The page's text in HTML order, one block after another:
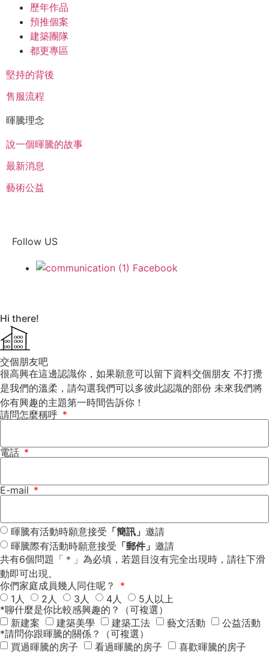
歷年作品
預推個案
建築團隊
都更專區
堅持的背後
售服流程
暉騰理念
說一個暉騰的故事
最新消息
藝術公益
Follow US
Facebook
Hi there!
OOO
OOO
OOO
OO
OO
交個朋友吧
很高興在這邊認識你，如果願意可以留下資料交個朋友 不打攪
是我們的溫柔，請勾選我們可以多彼此認識的部份 未來我們將
你有興趣的主題第一時間告訴你！
請問怎麼稱呼
電話
E-mail
暉騰有活動時願意接受 「簡訊」 邀請
暉騰際有活動時願意接受 「郵件」 邀請
共有6個問題「＊」為必填，若題目沒有完全出現時，請往下滑
動即可出現。
你們家庭成員幾人同住呢？
1人
2人 3人 4人
5人以上
*聊什麼是你比較感興趣的？（可複選）
新建案
建築美學 建築工法 藝文活動
公益活動
*請問你跟暉騰的關係？（可複選）
買過暉騰的房子
看過暉騰的房子
喜歡暉騰的房子